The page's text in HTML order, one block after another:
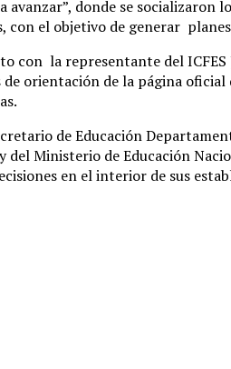
donde se
el objetivo de generar
la representante del
orientación de la página
de Educación
Ministerio de Educación
en el interior de sus